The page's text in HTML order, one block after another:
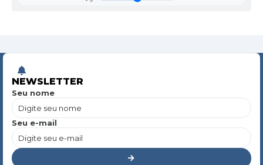
NEWSLETTER
Seu nome
Seu e-mail